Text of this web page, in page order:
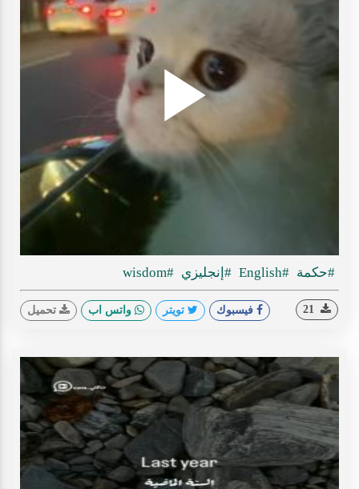
Play
#حكمة #English #إنجليزي #wisdom
فيسبوك تويتر واتس اب تحميل